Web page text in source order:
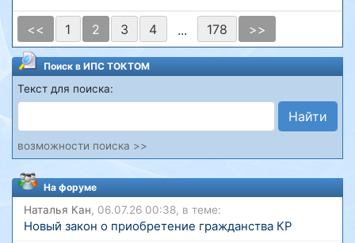
<< 1 2 3 4 ... 178 >>
Поиск в ИПС ТОКТОМ
Текст для поиска:
Найти
возможности поиска >>
На форуме
Наталья Кан, 06.07.26 00:38, в теме:
Новый закон о приобретение гражданства КР